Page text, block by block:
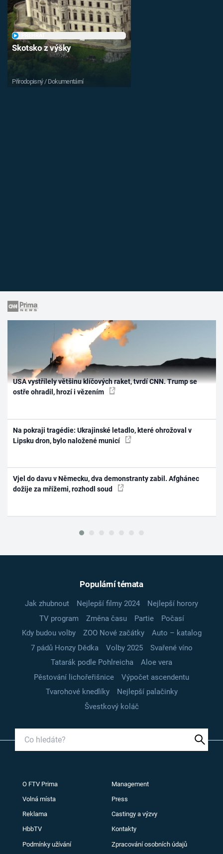
Skotsko z výšky
Přírodopisný / Dokumentární
USA vystřílely většinu klíčových raket, tvrdí CNN. Trump se
ostře ohradil, hrozí i vězením
Na pokraji tragédie: Ukrajinské letadlo, které ohrožoval v
Lipsku dron, bylo naložené municí
Vjel do davu v Německu, dva demonstranty zabil. Afghánec
dožije za mřížemi, rozhodl soud
Populární témata
Jak zhubnout Nejlepší filmy 2024
Nejlepší horory
TV program
Změna času Partie
Počasí
Kdy budou volby
ZOO Nové začátky
Auto – katalog
7 pádů Honzy Dědka
Volby 2025
Svařené víno
Tatarák podle Pohlreicha
Aloe vera
Pěstování lichořeřišnice
Výpočet ascendentu
Tvarohové knedlíky
Nejlepší palačinky
Švestkový koláč
O FTV Prima Management
Volná místa Press
Reklama Castingy a výzvy
HbbTV Kontakty
Podmínky užívání Zpracování osobních údajů